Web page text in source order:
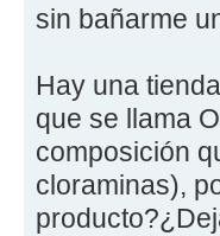
sin bañarme
Hay una
que se llama
composición
cloraminas),